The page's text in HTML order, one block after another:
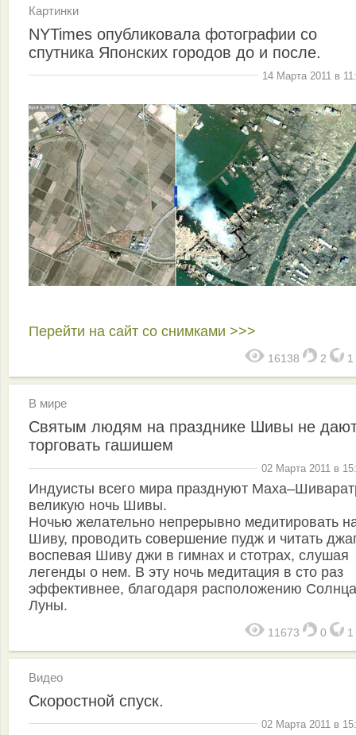
Картинки
NYTimes опубликовала фотографии со
спутника Японских городов до и после.
14 Марта 2011 в
Перейти на сайт со снимками >>>
16138 2 1
В мире
Святым людям на празднике Шивы не
торговать гашишем
02 Марта 2011 в
Индуисты всего мира празднуют
великую ночь Шивы.
Ночью желательно непрерывно медитировать
Шиву, проводить совершение пудж и читать
воспевая Шиву джи в гимнах и стотрах, слушая
легенды о нем. В эту ночь медитация в сто раз
эффективнее, благодаря расположению
Луны.
11673 0 1
Видео
Скоростной спуск.
02 Марта 2011 в